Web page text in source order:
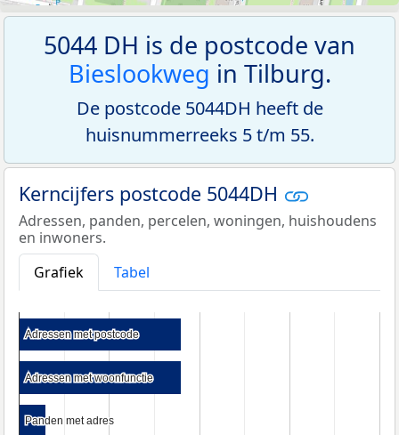
5044 DH is de postcode van
Bieslookweg in Tilburg.
De postcode 5044DH heeft de
huisnummerreeks 5 t/m 55.
Kerncijfers postcode 5044DH
Adressen, panden, percelen, woningen, huishoudens
en inwoners.
Grafiek
Tabel
Adressen met postcode
Adressen met postcode
Adressen met woonfunctie
Adressen met woonfunctie
Panden met adres
Panden met adres